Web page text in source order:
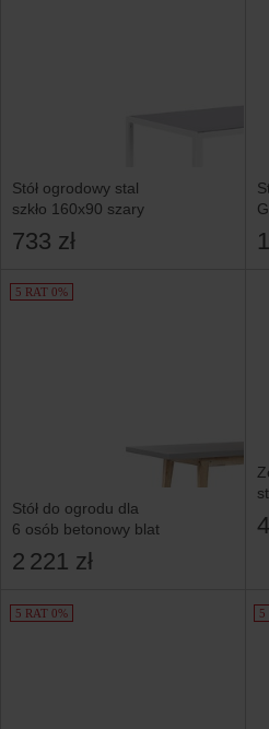
Stół ogrodowy stal
szkło 160x90 szary
733 zł
5 RAT 0%
Stół do ogrodu dla
6 osób betonowy blat
2 221 zł
5 RAT 0% 5